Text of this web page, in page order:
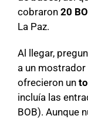
cobraron 20
La Paz.
Al llegar,
a un
ofrecieron un
incluía las
BOB). Aunque